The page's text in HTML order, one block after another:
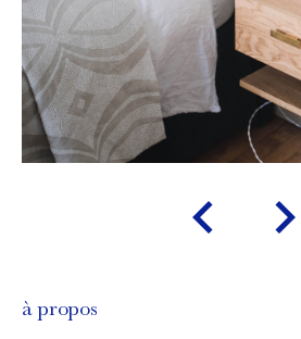
chevron_left chevron_right
à propos